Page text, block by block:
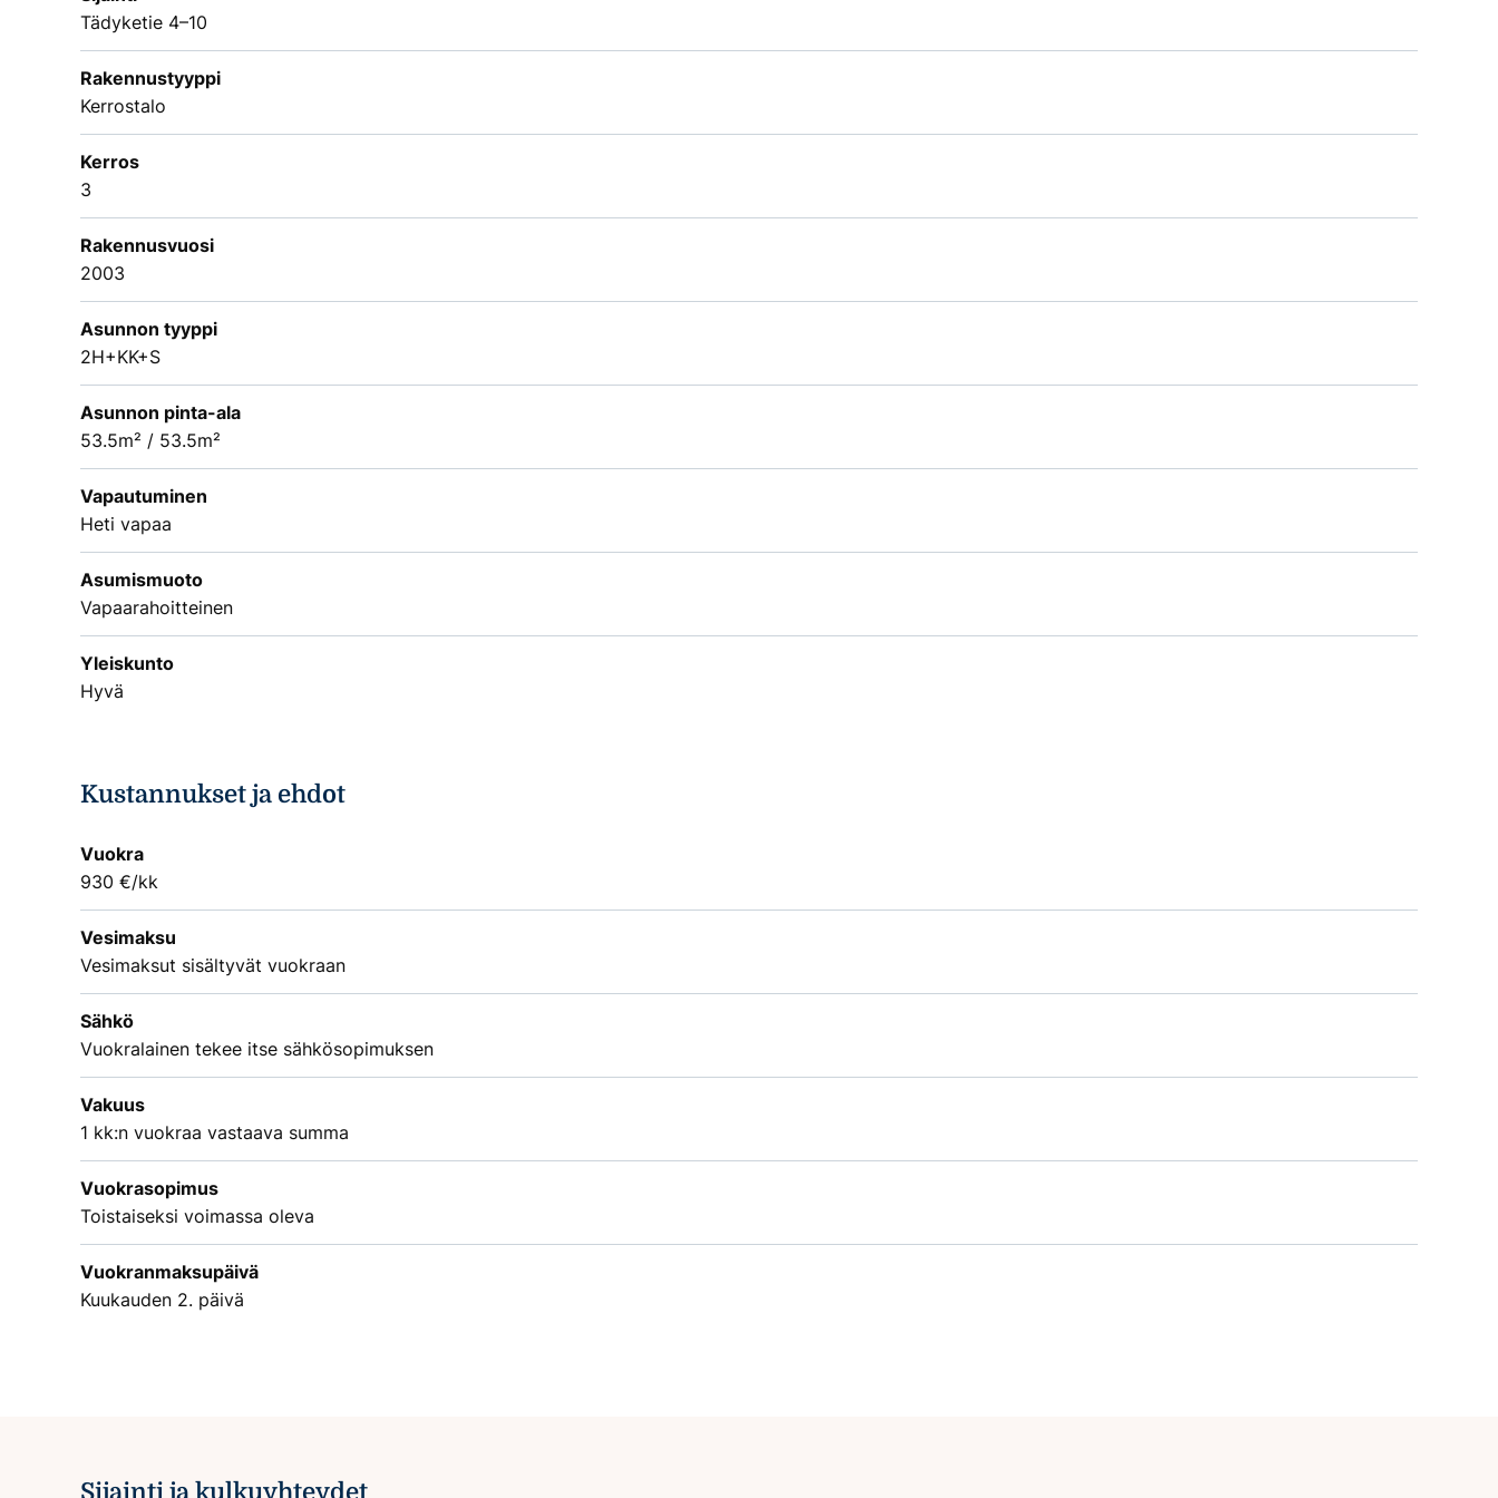
Tädyketie 4–10
Rakennustyyppi
Kerrostalo
Kerros
3
Rakennusvuosi
2003
Asunnon tyyppi
2H+KK+S
Asunnon pinta-ala
53.5m² / 53.5m²
Vapautuminen
Heti vapaa
Asumismuoto
Vapaarahoitteinen
Yleiskunto
Hyvä
Kustannukset ja ehdot
Vuokra
930 €/kk
Vesimaksu
Vesimaksut sisältyvät vuokraan
Sähkö
Vuokralainen tekee itse sähkösopimuksen
Vakuus
1 kk:n vuokraa vastaava summa
Vuokrasopimus
Toistaiseksi voimassa oleva
Vuokranmaksupäivä
Kuukauden 2. päivä
Sijainti ja kulkuyhteydet